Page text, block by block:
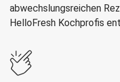
abwechslungsreichen
HelloFresh Kochprofis